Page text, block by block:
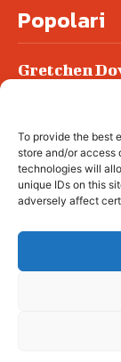
To provide the best
store and/or access
technologies will
unique IDs on this
adversely affect
Popolari
Gretchen
Podlech, il
all’ergastolo
Era
©